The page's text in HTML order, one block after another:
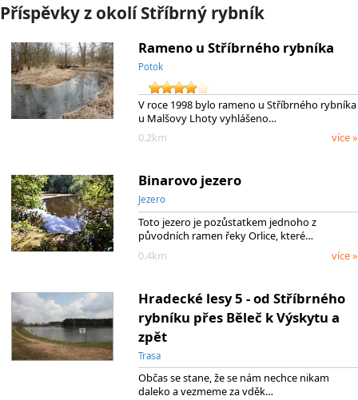
Příspěvky z okolí Stříbrný rybník
Rameno u Stříbrného rybníka
Potok
V roce 1998 bylo rameno u Stříbrného rybníka
u Malšovy Lhoty vyhlášeno…
0.2km
více »
Binarovo jezero
Jezero
Toto jezero je pozůstatkem jednoho z
původních ramen řeky Orlice, které…
0.4km
více »
Hradecké lesy 5 - od Stříbrného
rybníku přes Běleč k Výskytu a
zpět
Trasa
Občas se stane, že se nám nechce nikam
daleko a vezmeme za vděk…